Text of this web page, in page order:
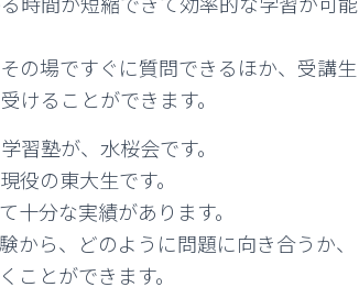
の場ですぐに質問できるほか、受講生
けることができます。
習塾が、水桜会です。
役の東大生です。
分な実績があります。
ら、どのように問題に向き合うか、
ことができます。